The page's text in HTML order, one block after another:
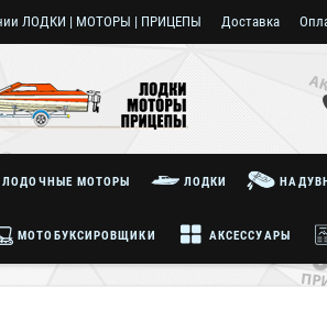
ЛОДКИ | МОТОРЫ | ПРИЦЕПЫ Доставка
ЛОДОЧНЫЕ МОТОРЫ ЛОДКИ
МОТОБУКСИРОВЩИКИ АКСЕССУАРЫ